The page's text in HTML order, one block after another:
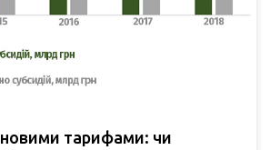
новими тарифами: чи